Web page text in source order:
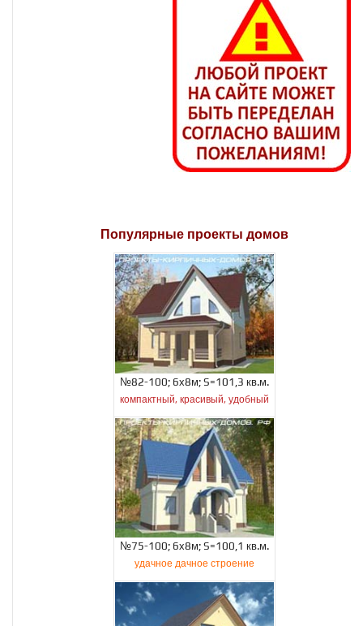
Популярные проекты домов
№82-100; 6х8м; S=101,3 кв.м.
компактный, красивый, удобный
№75-100; 6х8м; S=100,1 кв.м.
удачное дачное строение